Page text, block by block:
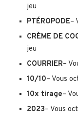
jeu
PTÉROPODE–
CRÈME DE
jeu
COURRIER–
10/10– Vous
10x tirage–
2023– Vous